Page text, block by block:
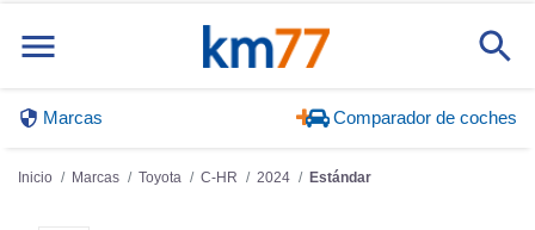
Marcas Comparador de coches
Inicio Marcas Toyota C-HR 2024 Estándar